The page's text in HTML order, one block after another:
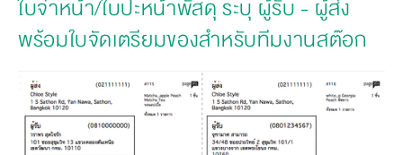
ใบจ่าหน้า/ใบปะหน้าพัสดุ ระบุ ผู้รับ - ผู้ส่ง
พร้อมใบจัดเตรียมของสำหรับทีมงานสต๊อก